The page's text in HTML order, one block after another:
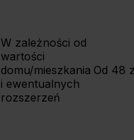
W zależności od
wartości
domu/mieszkania
i ewentualnych
rozszerzeń
Od 48